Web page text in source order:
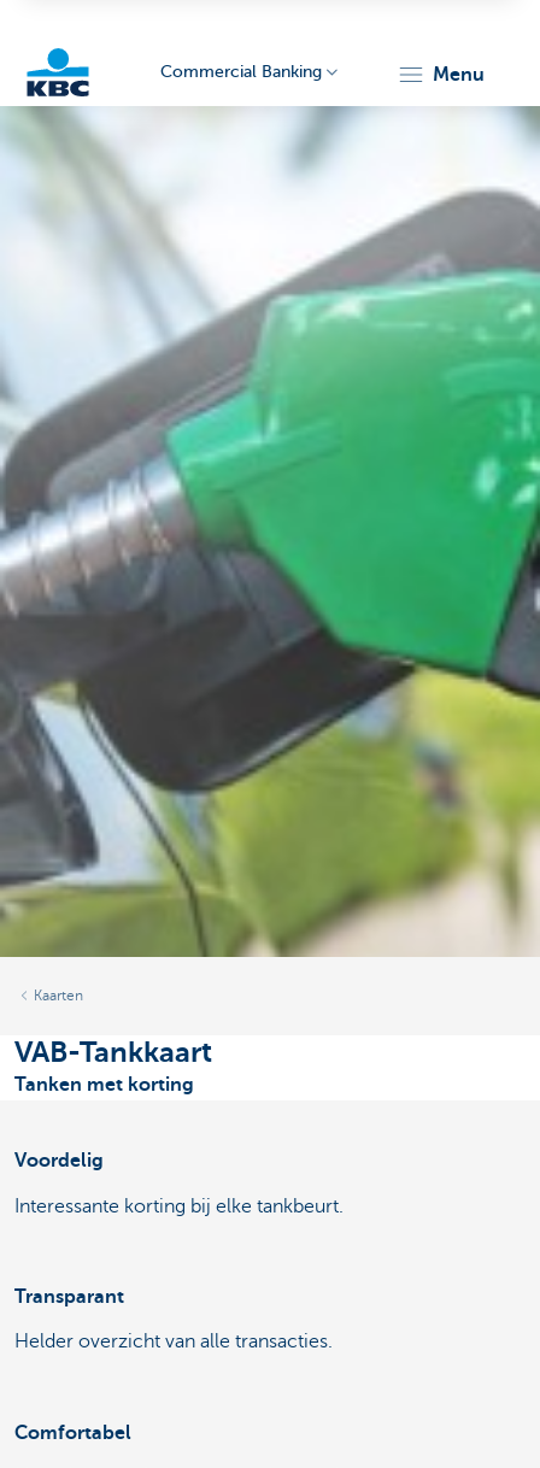
Commercial Banking menu
Kaarten
VAB-Tankkaart
Tanken met korting
Voordelig
Interessante korting bij elke tankbeurt.
Transparant
Helder overzicht van alle transacties.
Comfortabel